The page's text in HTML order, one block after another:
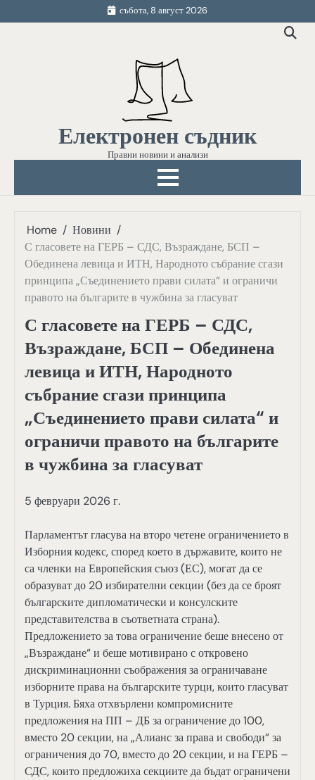
to
събота, 8 август 2026
Електронен съдник
Правни новини и анализи
Home
Новини
С гласовете на ГЕРБ – СДС, Възраждане, БСП –
Обединена левица и ИТН, Народното събрание сгази
принципа „Съединението прави силата“ и ограничи
правото на българите в чужбина за гласуват
С гласовете на ГЕРБ – СДС,
Възраждане, БСП – Обединена
левица и ИТН, Народното
събрание сгази принципа
„Съединението прави силата“ и
ограничи правото на българите
в чужбина за гласуват
5 февруари 2026 г.
Парламентът гласува на второ четене ограничението в
Изборния кодекс, според което в държавите, които не
са членки на Европейския съюз (ЕС), могат да се
образуват до 20 избирателни секции (без да се броят
българските дипломатически и консулските
представителства в съответната страна).
Предложението за това ограничение беше внесено от
„Възраждане“ и беше мотивирано с откровено
дискриминационни съображения за ограничаване
изборните права на българските турци, които гласуват
в Турция. Бяха отхвърлени компромисните
предложения на ПП – ДБ за ограничение до 100,
вместо 20 секции, на „Алианс за права и свободи“ за
ограничения до 70, вместо до 20 секции, и на ГЕРБ –
СДС, които предложиха секциите да бъдат ограничени